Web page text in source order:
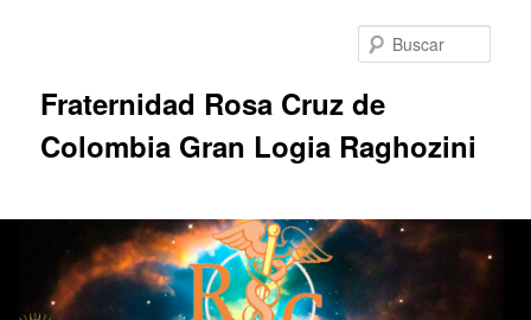
Fraternidad Rosa Cruz de
Colombia Gran Logia Raghozini